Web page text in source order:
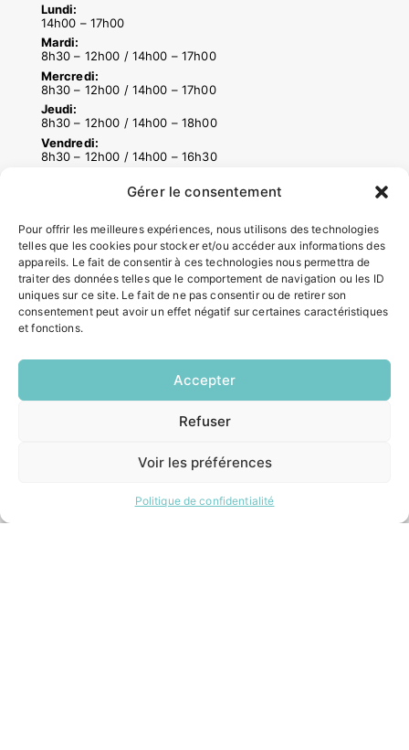
Gérer le consentement
Pour offrir les meilleures expériences, nous utilisons des technologies
telles que les cookies pour stocker et/ou accéder aux informations des
appareils. Le fait de consentir à ces technologies nous permettra de
traiter des données telles que le comportement de navigation ou les ID
uniques sur ce site. Le fait de ne pas consentir ou de retirer son
consentement peut avoir un effet négatif sur certaines caractéristiques
et fonctions.
Accepter
Refuser
Voir les préférences
Politique de confidentialité
Lundi:
14h00 – 17h00
Mardi:
8h30 – 12h00 / 14h00 – 17h00
Mercredi:
8h30 – 12h00 / 14h00 – 17h00
Jeudi:
8h30 – 12h00 / 14h00 – 18h00
Vendredi:
8h30 – 12h00 / 14h00 – 16h30
Contacter la mairie
Pôle santé
Le Saucatais
Formalités administratives
Restauration scolaire
INFORMATIONS LÉGALES